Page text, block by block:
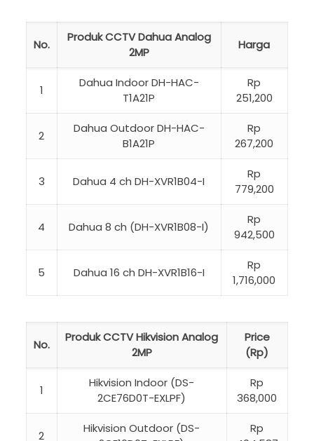
No.
Produk CCTV Dahua Analog
2MP
Harga
1
Dahua Indoor DH-HAC-
T1A21P
Rp
251,200
2
Dahua Outdoor DH-HAC-
B1A21P
Rp
267,200
3 Dahua 4 ch DH-XVR1B04-I
Rp
779,200
4 Dahua 8 ch (DH-XVR1B08-I)
Rp
942,500
5 Dahua 16 ch DH-XVR1B16-I
Rp
1,716,000
No.
Produk CCTV Hikvision Analog
2MP
Price
(Rp)
1
Hikvision Indoor (DS-
2CE76D0T-EXLPF)
Rp
368,000
2
Hikvision Outdoor (DS-
Rp